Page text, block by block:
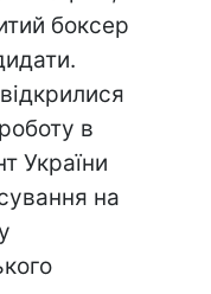
боксер
в
України
на